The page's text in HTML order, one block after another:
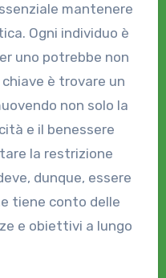
mantenere
Ogni individuo è
uno potrebbe non
è trovare un
non solo la
e il benessere
la restrizione
dunque, essere
tiene conto delle
e obiettivi a lungo